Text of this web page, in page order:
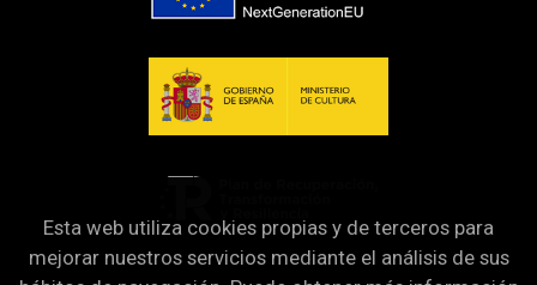
Esta web utiliza cookies propias y de terceros para
mejorar nuestros servicios mediante el análisis de sus